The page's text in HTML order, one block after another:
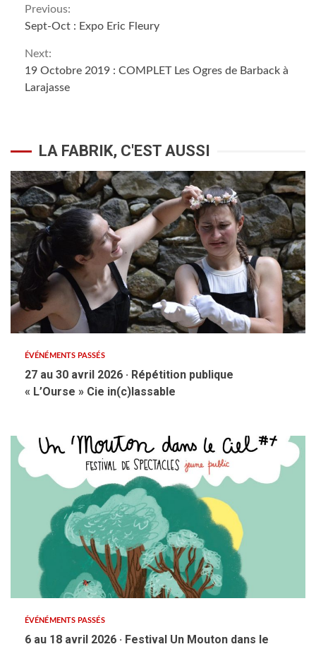
Continue
Reading
Previous:
Sept-Oct : Expo Eric Fleury
Next:
19 Octobre 2019 : COMPLET Les Ogres de Barback à
Larajasse
LA FABRIK, C'EST AUSSI
ÉVÉNÉMENTS PASSÉS
27 au 30 avril 2026 · Répétition publique
« L’Ourse » Cie in(c)lassable
ÉVÉNÉMENTS PASSÉS
6 au 18 avril 2026 · Festival Un Mouton dans le